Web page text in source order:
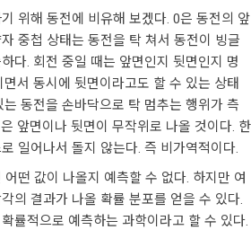
위해 동전에 비유해 보겠다. 0은 동전의 앞
중첩 상태는 동전을 탁 쳐서 동전이 빙글
다. 회전 중일 때는 앞면인지 뒷면인지 명
서 동시에 뒷면이라고도 할 수 있는 상태
동전을 손바닥으로 탁 멈추는 행위가 측
앞면이나 뒷면이 무작위로 나올 것이다. 한
일어나서 돌지 않는다. 즉 비가역적이다.
떤 값이 나올지 예측할 수 없다. 하지만 여
의 결과가 나올 확률 분포를 얻을 수 있다.
률적으로 예측하는 과학이라고 할 수 있다.